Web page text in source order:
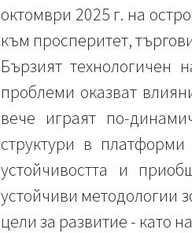
октомври 2025 г. на
към просперитет,
Бързият технологичен
проблеми оказват
вече играят по-
структури в
устойчивостта и
устойчиви методологии
цели за развитие - като